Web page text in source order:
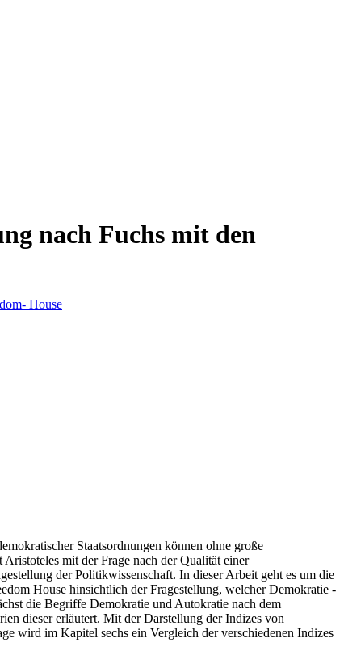
nach Fuchs mit den
Staatsordnungen können ohne große
mit der Frage nach der Qualität einer
der Politikwissenschaft. In dieser Arbeit geht es um die
House hinsichtlich der Fragestellung, welcher Demokratie -
die Begriffe Demokratie und Autokratie nach dem
dieser erläutert. Mit der Darstellung der Indizes von
wird im Kapitel sechs ein Vergleich der verschiedenen Indizes